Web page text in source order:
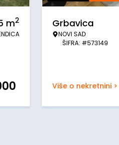
m2 Grbavica
NOVI SAD
ŠIFRA: #573149
Više o nekretnini >